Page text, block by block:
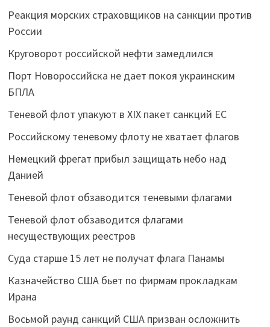
Реакция морских страховщиков на санкции против
России
Круговорот российской нефти замедлился
Порт Новороссийска не дает покоя украинским
БПЛА
Теневой флот упакуют в XIX пакет санкций ЕС
Российскому теневому флоту не хватает флагов
Немецкий фрегат прибыл защищать небо над
Данией
Теневой флот обзаводится теневыми флагами
Теневой флот обзаводится флагами
несуществующих реестров
Суда старше 15 лет не получат флага Панамы
Казначейство США бьет по фирмам прокладкам
Ирана
Восьмой раунд санкций США призван осложнить